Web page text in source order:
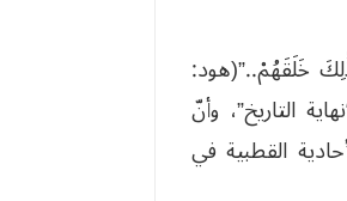
خَلَقَهُمْ..”(هود:
التاريخ”، وأنّ
القطبية في